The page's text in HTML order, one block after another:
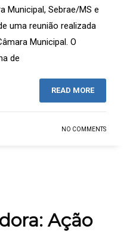
Municipal, Sebrae/MS e
uma reunião realizada
Municipal. O
de
READ MORE
NO COMMENTS
Ação